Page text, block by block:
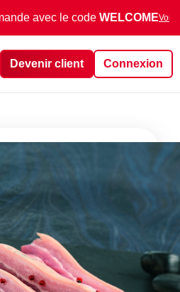
avec le code WELCOMEVoir
Devenir client Connexion